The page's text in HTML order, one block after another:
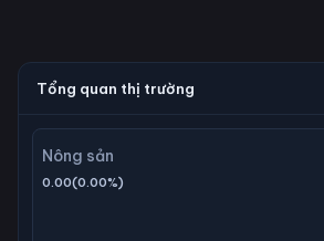
Tổng quan thị trường
Nông sản
0.00(0.00%)